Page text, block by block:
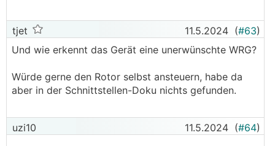
Dazu gab es schon unzählige DIY-Lösungsideen:
https://www.energiesparhaus.at/forum-entfeuchtung
https://www.energiesparhaus.at/forum-entfeuchtung
https://www.energiesparhaus.at/forum-kwl-entfeucht
tjet 11.5.2024 (#63)
Und wie erkennt das Gerät eine unerwünschte WRG?
Würde gerne den Rotor selbst ansteuern, habe da
aber in der Schnittstellen-Doku nichts gefunden.
uzi10 11.5.2024 (#64)